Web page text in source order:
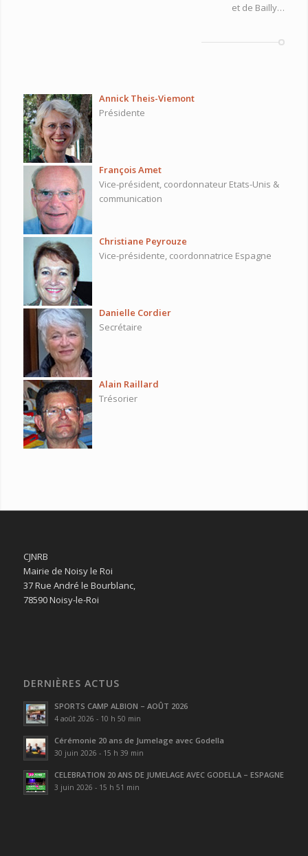
et de Bailly…
Annick Theis-Viemont
Présidente
François Amet
Vice-président, coordonnateur Etats-Unis &
communication
Christiane Peyrouze
Vice-présidente, coordonnatrice Espagne
Danielle Cordier
Secrétaire
Alain Raillard
Trésorier
CJNRB
Mairie de Noisy le Roi
37 Rue André le Bourblanc,
78590 Noisy-le-Roi
DERNIÈRES ACTUS
SPORTS CAMP ALBION – AOÛT 2026
4 août 2026 - 10 h 50 min
Cérémonie 20 ans de Jumelage avec Godella
30 juin 2026 - 15 h 39 min
CELEBRATION 20 ANS DE JUMELAGE AVEC GODELLA – ESPAGNE
3 juin 2026 - 15 h 51 min